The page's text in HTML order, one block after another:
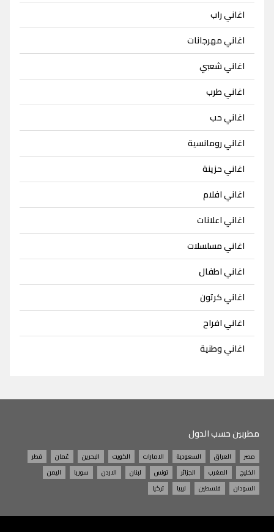
اغاني راب
اغاني مهرجانات
اغاني شعبي
اغاني طرب
اغاني حب
اغاني رومانسية
اغاني حزينة
اغاني افلام
اغاني اعلانات
اغاني مسلسلات
اغاني اطفال
اغاني كرتون
اغاني افراح
اغاني وطنية
مطربين حسب الدول
مصر العراق السعودية الامارات الكويت البحرين عُمان
قطر
الخليج
المغرب الجزائر تونس لبنان الاردن سوريا
اليمن
السودان
فلسطين ليبيا تركيا